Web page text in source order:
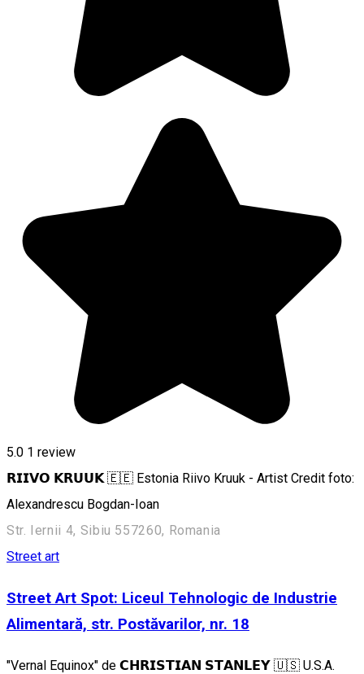
5.0 1 review
𝗥𝗜𝗜𝗩𝗢 𝗞𝗥𝗨𝗨𝗞 🇪🇪 Estonia Riivo Kruuk - Artist Credit foto:
Alexandrescu Bogdan-Ioan
Str. Iernii 4, Sibiu 557260, Romania
Street art
Street Art Spot: Liceul Tehnologic de Industrie
Alimentară, str. Postăvarilor, nr. 18
"Vernal Equinox" de 𝗖𝗛𝗥𝗜𝗦𝗧𝗜𝗔𝗡 𝗦𝗧𝗔𝗡𝗟𝗘𝗬 🇺🇸 U.S.A.